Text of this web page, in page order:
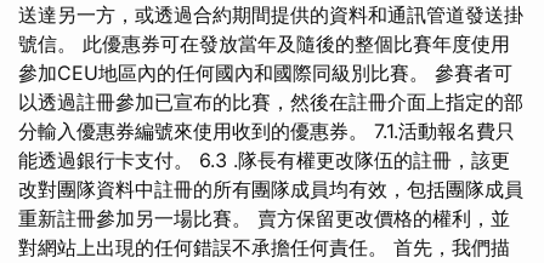
送達另一方，或透過合約期間提供的資料和通訊管道發送掛
號信。 此優惠券可在發放當年及隨後的整個比賽年度使用
參加CEU地區內的任何國內和國際同級別比賽。 參賽者可
以透過註冊參加已宣布的比賽，然後在註冊介面上指定的部
分輸入優惠券編號來使用收到的優惠券。 7.1.活動報名費只
能透過銀行卡支付。 6.3 .隊長有權更改隊伍的註冊，該更
改對團隊資料中註冊的所有團隊成員均有效，包括團隊成員
重新註冊參加另一場比賽。 賣方保留更改價格的權利，並
對網站上出現的任何錯誤不承擔任何責任。 首先，我們描